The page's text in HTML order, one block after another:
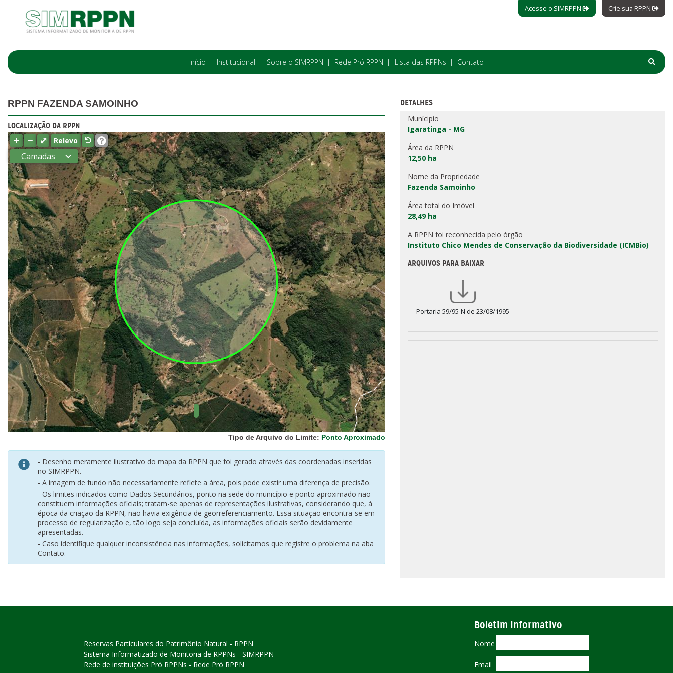
Acesse o SIMRPPN Crie sua RPPN
Início Institucional Sobre o SIMRPPN Rede Pró RPPN Lista das RPPNs Contato
RPPN FAZENDA SAMOINHO
LOCALIZAÇÃO DA RPPN
+ − ⤢ Relevo
Camadas
Estados
Municípios
Terras
indígenas
(FUNAI)
UC Federal
UC Estaduais
UC
Municipais
Hidrografia
1:1.000.000
(ANA)
Biomas
(IBGE)
Vegetação
(IBGE)
Rodovias
(IBGE)
Relevo
(IBGE)
Tipo de Arquivo do Limite: Ponto Aproximado
- Desenho meramente ilustrativo do mapa da RPPN que foi gerado através das coordenadas inseridas
no SIMRPPN.
- A imagem de fundo não necessariamente reflete a área, pois pode existir uma diferença de precisão.
- Os limites indicados como Dados Secundários, ponto na sede do município e ponto aproximado não
constituem informações oficiais; tratam-se apenas de representações ilustrativas, considerando que, à
época da criação da RPPN, não havia exigência de georreferenciamento. Essa situação encontra-se em
processo de regularização e, tão logo seja concluída, as informações oficiais serão devidamente
apresentadas.
- Caso identifique qualquer inconsistência nas informações, solicitamos que registre o problema na aba
Contato.
DETALHES
Munícipio
Igaratinga - MG
Área da RPPN
12,50 ha
Nome da Propriedade
Fazenda Samoinho
Área total do Imóvel
28,49 ha
A RPPN foi reconhecida pelo órgão
Instituto Chico Mendes de Conservação da Biodiversidade (ICMBio)
ARQUIVOS PARA BAIXAR
Portaria 59/95-N de 23/08/1995
Reservas Particulares do Patrimônio Natural - RPPN
Sistema Informatizado de Monitoria de RPPNs - SIMRPPN
Rede de instituições Pró RPPNs - Rede Pró RPPN
Boletim Informativo
Nome
Email